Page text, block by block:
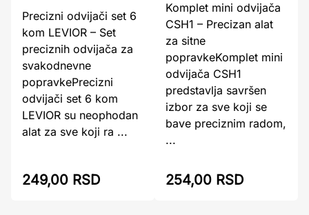
Precizni odvijači set 6
kom LEVIOR – Set
preciznih odvijača za
svakodnevne
popravkePrecizni
odvijači set 6 kom
LEVIOR su neophodan
alat za sve koji ra ...
249,00 RSD
Komplet mini odvijača
CSH1 – Precizan alat
za sitne
popravkeKomplet mini
odvijača CSH1
predstavlja savršen
izbor za sve koji se
bave preciznim radom,
...
254,00 RSD